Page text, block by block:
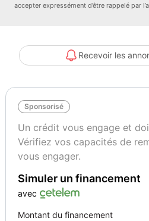
accepter expressément d’être rappelé par
Recevoir les
Sponsorisé
Un crédit vous engage et
Vérifiez vos capacités de
vous engager.
Simuler un financement
avec
Montant du financement